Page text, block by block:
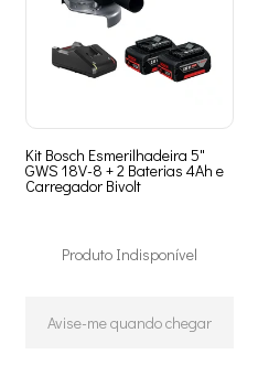
Kit Bosch Esmerilhadeira 5"
GWS 18V-8 + 2 Baterias 4Ah e
Carregador Bivolt
Produto Indisponível
Avise-me quando chegar